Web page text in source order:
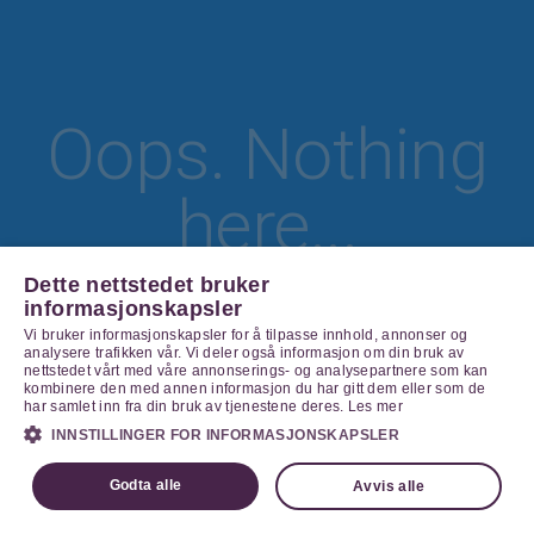
Oops. Nothing
here...
Go Home
Dette nettstedet bruker
informasjonskapsler
Vi bruker informasjonskapsler for å tilpasse innhold, annonser og
analysere trafikken vår. Vi deler også informasjon om din bruk av
nettstedet vårt med våre annonserings- og analysepartnere som kan
kombinere den med annen informasjon du har gitt dem eller som de
har samlet inn fra din bruk av tjenestene deres. Les mer
INNSTILLINGER FOR INFORMASJONSKAPSLER
Godta alle Avvis alle